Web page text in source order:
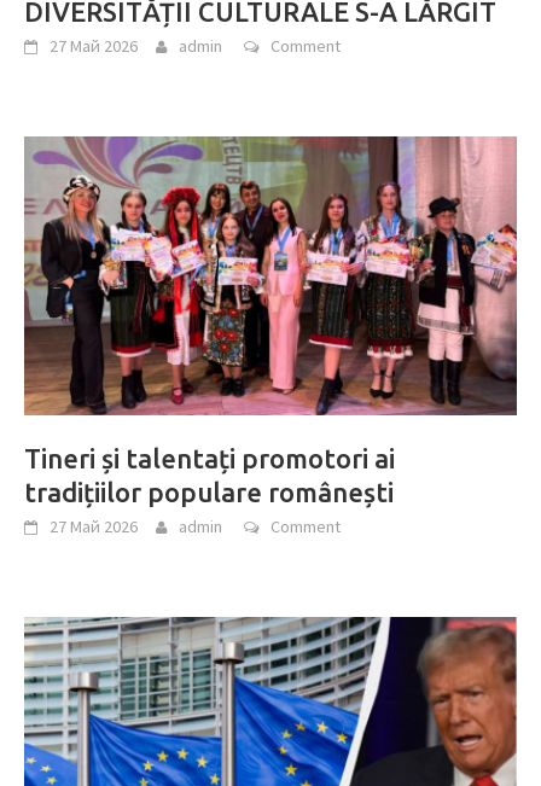
DIVERSITĂȚII CULTURALE S-A LĂRGIT
27 Май 2026 admin Comment
Tineri și talentați promotori ai
tradițiilor populare românești
27 Май 2026 admin Comment